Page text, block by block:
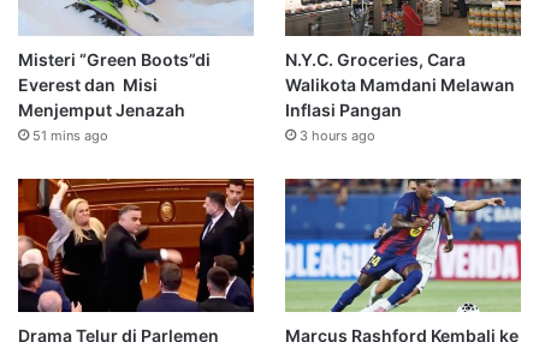
Misteri “Green Boots”di
Everest dan Misi
Menjemput Jenazah
51 mins ago
N.Y.C. Groceries, Cara
Walikota Mamdani Melawan
Inflasi Pangan
3 hours ago
Drama Telur di Parlemen Marcus Rashford Kembali ke